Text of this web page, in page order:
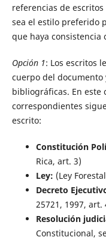
referencias de
sea el estilo preferido
que haya consistencia
Opción 1: Los escritos
cuerpo del documento
bibliográficas. En este
correspondientes
escrito:
Constitución
Rica, art. 3)
Ley: (Ley
Decreto
25721, 1997, art.
Resolución
Constitucional,